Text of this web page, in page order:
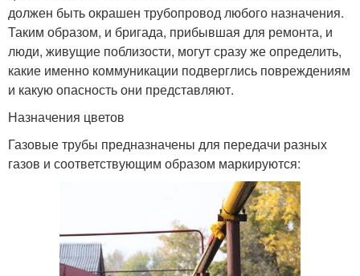
должен быть окрашен трубопровод любого назначения.
Таким образом, и бригада, прибывшая для ремонта, и
люди, живущие поблизости, могут сразу же определить,
какие именно коммуникации подверглись повреждениям
и какую опасность они представляют.
Назначения цветов
Газовые трубы предназначены для передачи разных
газов и соответствующим образом маркируются: